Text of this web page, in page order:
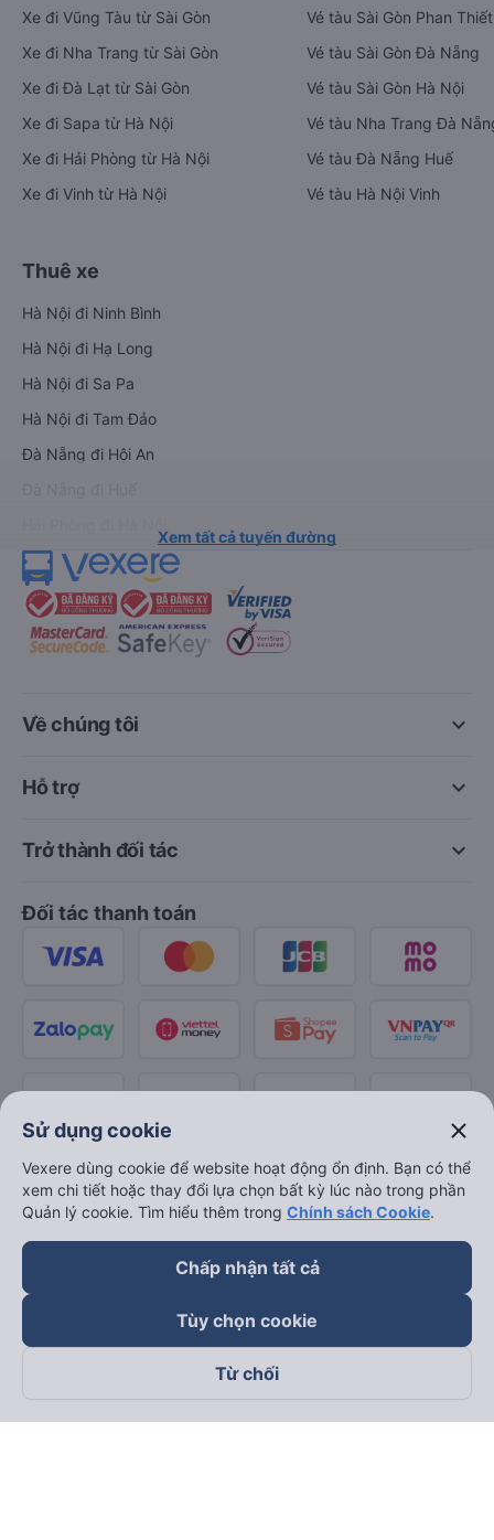
Xe đi Vũng Tàu từ Sài Gòn
Xe đi Nha Trang từ Sài Gòn
Xe đi Đà Lạt từ Sài Gòn
Xe đi Sapa từ Hà Nội
Xe đi Hải Phòng từ Hà Nội
Xe đi Vinh từ Hà Nội
Vé tàu Sài Gòn Phan Thiết
Vé tàu Sài Gòn Đà Nẵng
Vé tàu Sài Gòn Hà Nội
Vé tàu Nha Trang Đà
Vé tàu Đà Nẵng Huế
Vé tàu Hà Nội Vinh
Thuê xe
Hà Nội đi Ninh Bình
Hà Nội đi Hạ Long
Hà Nội đi Sa Pa
Hà Nội đi Tam Đảo
Đà Nẵng đi Hội An
Xem tất cả tuyến đường
keyboard_arrow_down
Về chúng tôi
keyboard_arrow_down
Hỗ trợ
keyboard_arrow_down
Trở thành đối tác
Đối tác thanh toán
Theo dõi chúng tôi trên
Sử dụng cookie close
Vexere dùng cookie để website hoạt động ổn định. Bạn có thể
xem chi tiết hoặc thay đổi lựa chọn bất kỳ lúc nào trong phần
Quản lý cookie. Tìm hiểu thêm trong Chính sách Cookie.
Chấp nhận tất cả
Tùy chọn cookie
Từ chối